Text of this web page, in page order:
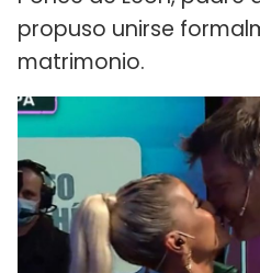
propuso unirse
matrimonio.